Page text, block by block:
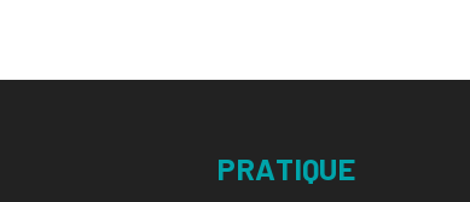
PRATIQUE